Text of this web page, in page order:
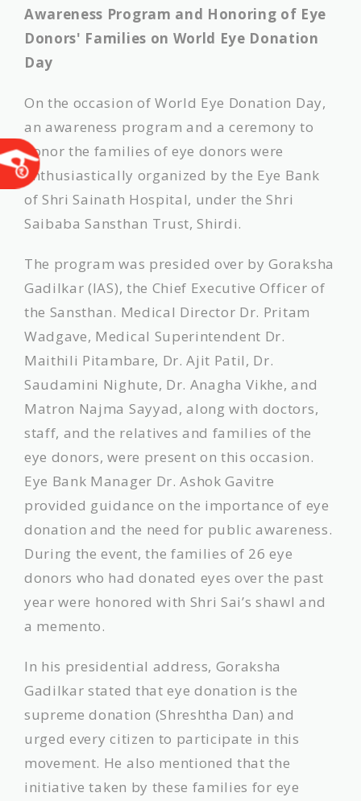
Awareness Program and Honoring of Eye
Donors' Families on World Eye Donation
Day
On the occasion of World Eye Donation Day,
an awareness program and a ceremony to
honor the families of eye donors were
enthusiastically organized by the Eye Bank
of Shri Sainath Hospital, under the Shri
Saibaba Sansthan Trust, Shirdi.
The program was presided over by Goraksha
Gadilkar (IAS), the Chief Executive Officer of
the Sansthan. Medical Director Dr. Pritam
Wadgave, Medical Superintendent Dr.
Maithili Pitambare, Dr. Ajit Patil, Dr.
Saudamini Nighute, Dr. Anagha Vikhe, and
Matron Najma Sayyad, along with doctors,
staff, and the relatives and families of the
eye donors, were present on this occasion.
Eye Bank Manager Dr. Ashok Gavitre
provided guidance on the importance of eye
donation and the need for public awareness.
During the event, the families of 26 eye
donors who had donated eyes over the past
year were honored with Shri Sai’s shawl and
a memento.
In his presidential address, Goraksha
Gadilkar stated that eye donation is the
supreme donation (Shreshtha Dan) and
urged every citizen to participate in this
movement. He also mentioned that the
initiative taken by these families for eye